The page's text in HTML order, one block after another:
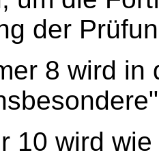
der
8 wird in
10 wird